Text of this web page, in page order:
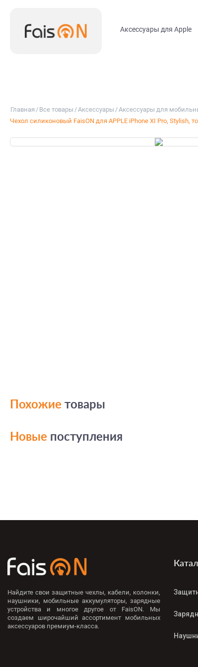
Аксессуары для Apple
Главная / Все товары / Аксессуары / Аксессуары для
Чехол силиконовый FaisON для APPLE iPhone XI Pro, Stylish,
Похожие товары
Новые поступления
Найдите свои защитные чехлы, кабели, колонки,
наушники, мобильные аккумуляторы, зарядные
устройства и многое другое от FaisON. Мы
создаем широчайший ассортимент мобильных
аксессуаров премиум-класса.